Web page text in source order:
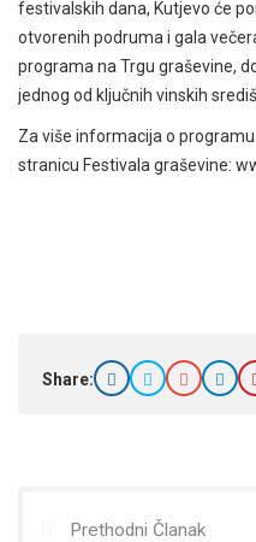
festivalskih dana, Kutjevo će
otvorenih podruma i gala
programa na Trgu graševine,
jednog od ključnih vinskih
Za više informacija o
stranicu Festivala graševine:
Share:
Prethodni Članak